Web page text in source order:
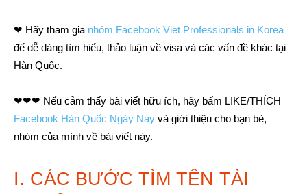
❤ Hãy tham gia nhóm Facebook Viet Professionals in Korea
để dễ dàng tìm hiểu, thảo luận về visa và các vấn đề khác tại
Hàn Quốc.
❤❤❤ Nếu cảm thấy bài viết hữu ích, hãy bấm LIKE/THÍCH
Facebook Hàn Quốc Ngày Nay và giới thiệu cho bạn bè,
nhóm của mình về bài viết này.
I. CÁC BƯỚC TÌM TÊN TÀI